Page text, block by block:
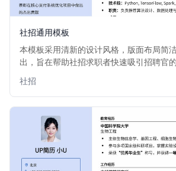
社招通用模板
本模板采用清新的设计风格，版面布局简
出，旨在帮助社招求职者快速吸引招聘官
最佳职业形象。
社招